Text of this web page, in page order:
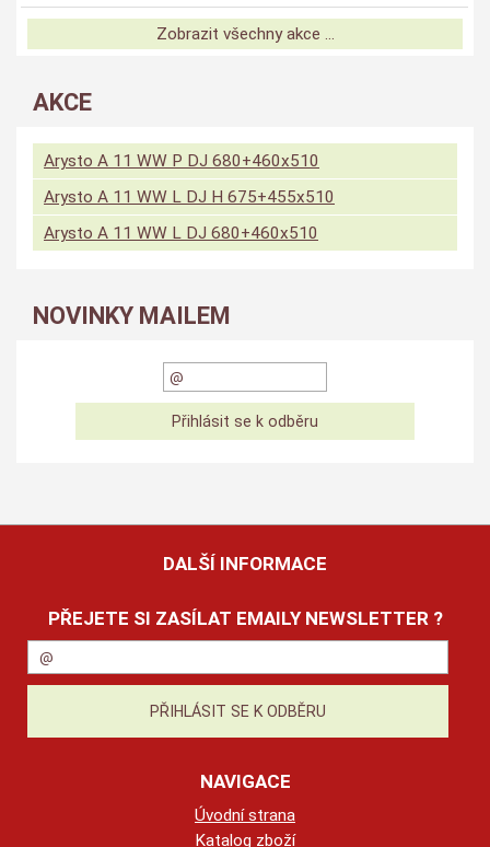
Zobrazit všechny akce ...
AKCE
Arysto A 11 WW P DJ 680+460x510
Arysto A 11 WW L DJ H 675+455x510
Arysto A 11 WW L DJ 680+460x510
NOVINKY MAILEM
DALŠÍ INFORMACE
PŘEJETE SI ZASÍLAT EMAILY NEWSLETTER ?
NAVIGACE
Úvodní strana
Katalog zboží